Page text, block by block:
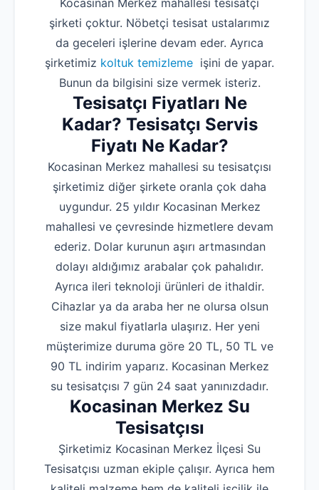
Kocasinan Merkez mahallesi tesisatçı
şirketi çoktur. Nöbetçi tesisat ustalarımız
da geceleri işlerine devam eder. Ayrıca
şirketimiz koltuk temizleme işini de yapar.
Bunun da bilgisini size vermek isteriz.
Tesisatçı Fiyatları Ne
Kadar? Tesisatçı Servis
Fiyatı Ne Kadar?
Kocasinan Merkez mahallesi su tesisatçısı
şirketimiz diğer şirkete oranla çok daha
uygundur. 25 yıldır Kocasinan Merkez
mahallesi ve çevresinde hizmetlere devam
ederiz. Dolar kurunun aşırı artmasından
dolayı aldığımız arabalar çok pahalıdır.
Ayrıca ileri teknoloji ürünleri de ithaldir.
Cihazlar ya da araba her ne olursa olsun
size makul fiyatlarla ulaşırız. Her yeni
müşterimize duruma göre 20 TL, 50 TL ve
90 TL indirim yaparız. Kocasinan Merkez
su tesisatçısı 7 gün 24 saat yanınızdadır.
Kocasinan Merkez Su
Tesisatçısı
Şirketimiz Kocasinan Merkez İlçesi Su
Tesisatçısı uzman ekiple çalışır. Ayrıca hem